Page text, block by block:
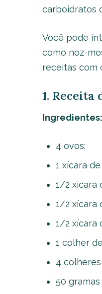
carboidratos
Você pode
como noz-
receitas com
1. Receita
Ingredientes:
4 ovos;
1 xícara
1/2 xícara
1/2 xícara
1/2 xícara
1 colher
4
50